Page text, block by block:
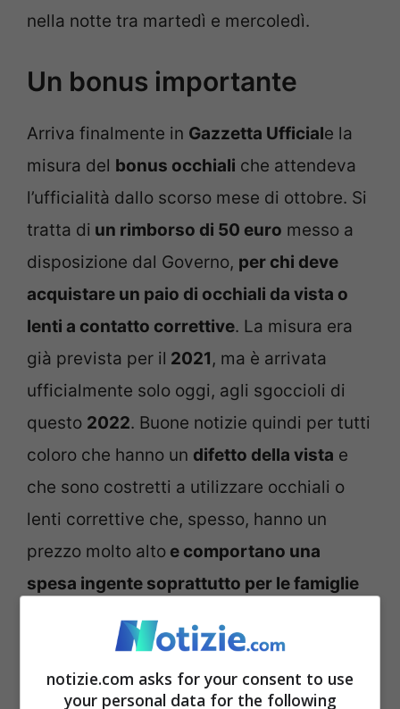
nella notte tra martedì e mercoledì.
Un bonus importante
Arriva finalmente in Gazzetta Ufficiale la
misura del bonus occhiali che attendeva
l’ufficialità dallo scorso mese di ottobre. Si
tratta di un rimborso di 50 euro messo a
disposizione dal Governo, per chi deve
acquistare un paio di occhiali da vista o
lenti a contatto correttive. La misura era
già prevista per il 2021, ma è arrivata
ufficialmente solo oggi, agli sgoccioli di
questo 2022. Buone notizie quindi per tutti
coloro che hanno un difetto della vista e
che sono costretti a utilizzare occhiali o
lenti correttive che, spesso, hanno un
prezzo molto alto e comportano una
spesa ingente soprattutto per le famiglie
con reddito più basso.
i controlli saranno molto severi
non è previsto nessuno sconto per chi
notizie.com asks for your consent to use
your personal data for the following